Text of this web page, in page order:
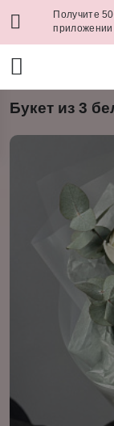
Получите
приложении
Букет из 3